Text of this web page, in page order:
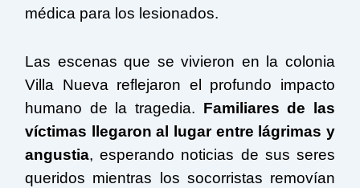
médica para los lesionados.
Las escenas que se vivieron en la colonia
Villa Nueva reflejaron el profundo impacto
humano de la tragedia. Familiares de las
víctimas llegaron al lugar entre lágrimas y
angustia, esperando noticias de sus seres
queridos mientras los socorristas removían